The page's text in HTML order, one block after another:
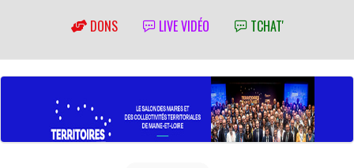
DONS LIVE VIDÉO TCHAT'